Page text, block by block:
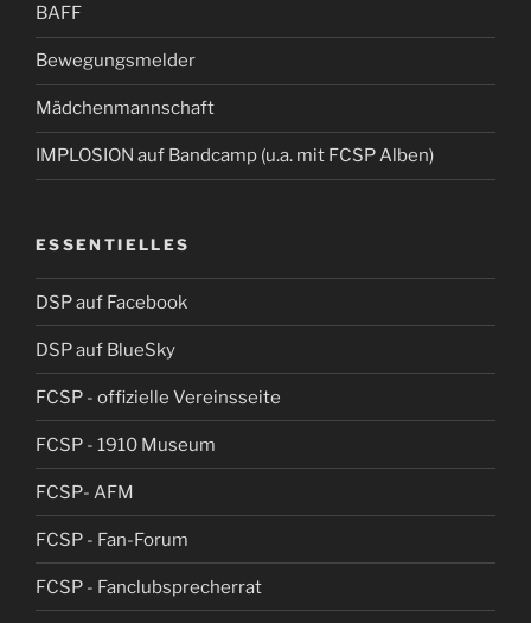
BAFF
Bewegungsmelder
Mädchenmannschaft
IMPLOSION auf Bandcamp (u.a. mit FCSP Alben)
ESSENTIELLES
DSP auf Facebook
DSP auf BlueSky
FCSP - offizielle Vereinsseite
FCSP - 1910 Museum
FCSP- AFM
FCSP - Fan-Forum
FCSP - Fanclubsprecherrat